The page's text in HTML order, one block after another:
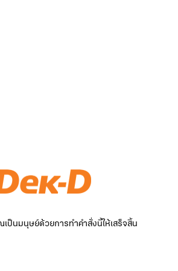
ป็นมนุษย์ด้วยการทำคำสั่งนี้ให้เสร็จสิ้น